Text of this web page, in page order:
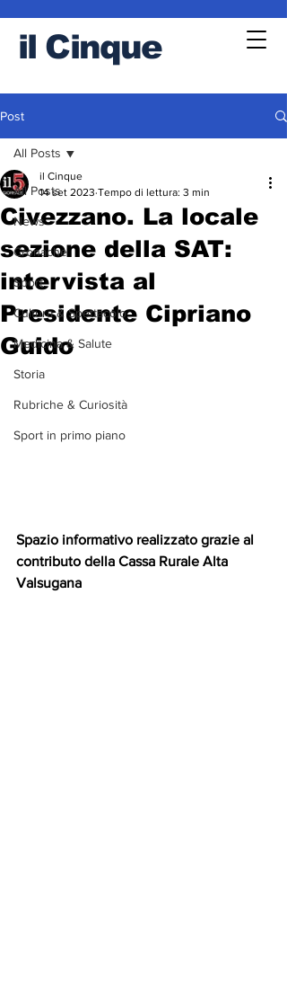
il Cinque
Post
All Posts
News
Cronache
Sport
Cultura & Spettacolo
Medicina & Salute
Storia
Rubriche & Curiosità
Sport in primo piano
All Posts
Civezzano. La locale
sezione della SAT:
intervista al
Presidente Cipriano
Guido
il Cinque
14 set 2023 Tempo di lettura: 3 min
Spazio informativo realizzato grazie al
contributo della Cassa Rurale Alta
Valsugana